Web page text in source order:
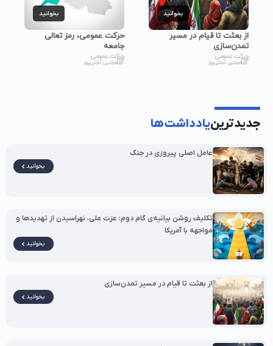
بخوانید
از بعثت تا قیام در مسیر
تمدن‌سازی
حرکت عمومی
مجتبی تختی‌پور
بخوانید
حرکت عمومی، رمز تعالی
جامعه
حرکت عمومی
مجتبی تختی‌پور
جدیدترینیادداشت‌ها
عامل اصلی پیروزی در جنگ
بخوانید
تکلیف روشن بیانیه‌ی گام دوم: عزت ملی، نهراسیدن از تهدیدها و
مواجهه با آمریکا
بخوانید
از بعثت تا قیام در مسیر تمدن‌سازی
بخوانید